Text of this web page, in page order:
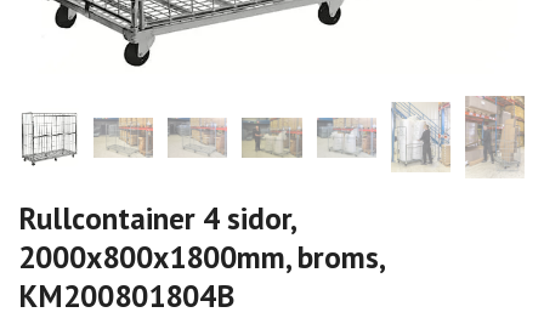
Rullcontainer 4 sidor,
2000x800x1800mm, broms,
KM200801804B